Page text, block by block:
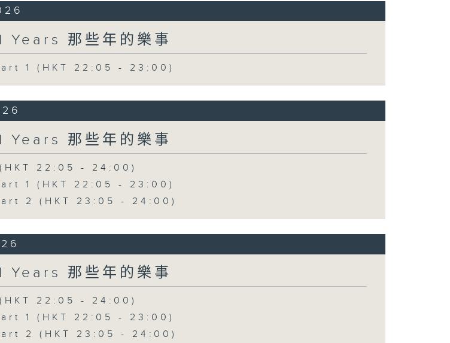
Years 那些年的樂事
1 (HKT 22:05 - 23:00)
Years 那些年的樂事
22:05 - 24:00)
1 (HKT 22:05 - 23:00)
2 (HKT 23:05 - 24:00)
Years 那些年的樂事
22:05 - 24:00)
1 (HKT 22:05 - 23:00)
2 (HKT 23:05 - 24:00)